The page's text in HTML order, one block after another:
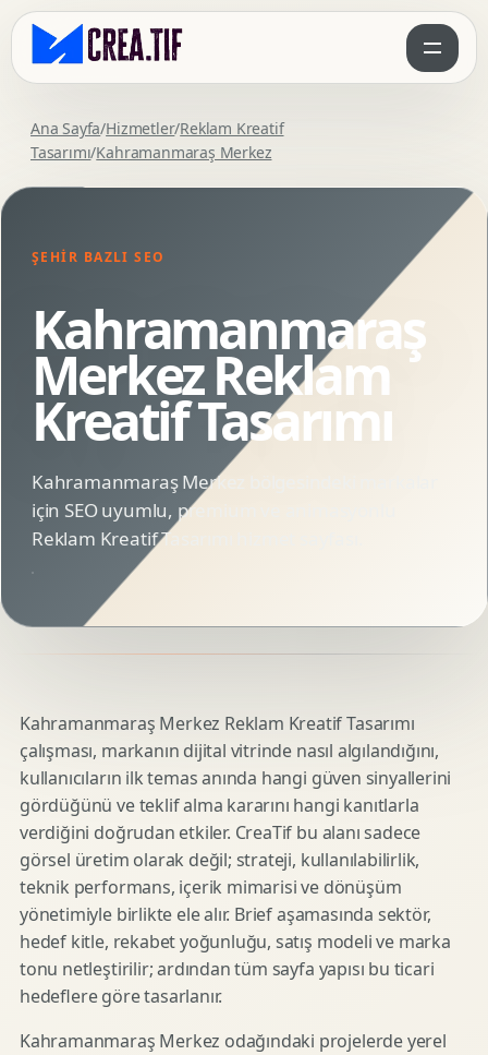
Ana Sayfa/Hizmetler/Reklam Kreatif
Tasarımı/Kahramanmaraş Merkez
ŞEHIR BAZLI SEO
Kahramanmaraş
Merkez Reklam
Kreatif Tasarımı
Kahramanmaraş Merkez bölgesindeki markalar
için SEO uyumlu, premium ve animasyonlu
Reklam Kreatif Tasarımı hizmet sayfası.
Kahramanmaraş Merkez Reklam Kreatif Tasarımı
çalışması, markanın dijital vitrinde nasıl algılandığını,
kullanıcıların ilk temas anında hangi güven sinyallerini
gördüğünü ve teklif alma kararını hangi kanıtlarla
verdiğini doğrudan etkiler. CreaTif bu alanı sadece
görsel üretim olarak değil; strateji, kullanılabilirlik,
teknik performans, içerik mimarisi ve dönüşüm
yönetimiyle birlikte ele alır. Brief aşamasında sektör,
hedef kitle, rekabet yoğunluğu, satış modeli ve marka
tonu netleştirilir; ardından tüm sayfa yapısı bu ticari
hedeflere göre tasarlanır.
Kahramanmaraş Merkez odağındaki projelerde yerel